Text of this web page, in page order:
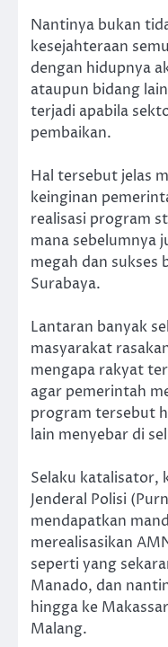
Nantinya bukan
kesejahteraan
dengan hidupnya
ataupun bidang
terjadi apabila
pembaikan.
Hal tersebut jelas
keinginan
realisasi program
mana sebelumnya
megah dan sukses
Surabaya.
Lantaran banyak
masyarakat
mengapa rakyat
agar pemerintah
program tersebut
lain menyebar di
Selaku katalisator,
Jenderal Polisi
mendapatkan
merealisasikan
seperti yang
Manado, dan
hingga ke
Malang.